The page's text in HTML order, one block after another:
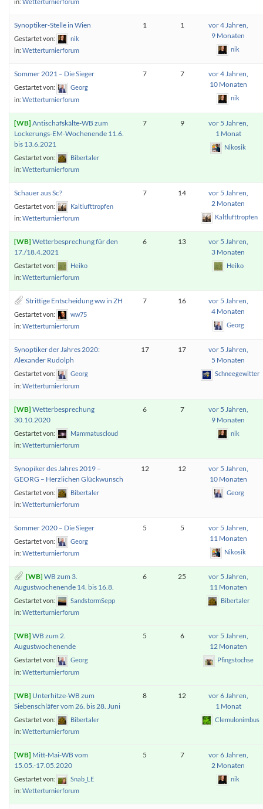
Synoptiker-Stelle in Wien
Gestartet von:
nik
in: Wetterturnierforum
1 1
vor 4 Jahren,
9 Monaten
nik
Sommer 2021 – Die Sieger
Gestartet von:
Georg
in: Wetterturnierforum
7 7
vor 4 Jahren,
10 Monaten
nik
Antischafskälte-WB zum
Lockerungs-EM-Wochenende 11.6.
bis 13.6.2021
Gestartet von:
Bibertaler
in: Wetterturnierforum
7 9
vor 5 Jahren,
1 Monat
Nikosik
Schauer aus Sc?
Gestartet von:
Kaltlufttropfen
in: Wetterturnierforum
7 14
vor 5 Jahren,
2 Monaten
Kaltlufttropfen
Wetterbesprechung für den
17./18.4.2021
Gestartet von:
Heiko
in: Wetterturnierforum
6 13
vor 5 Jahren,
3 Monaten
Heiko
Strittige Entscheidung ww in ZH
Gestartet von:
ww75
in: Wetterturnierforum
7 16
vor 5 Jahren,
4 Monaten
Georg
Synoptiker der Jahres 2020:
Alexander Rudolph
Gestartet von:
Georg
in: Wetterturnierforum
17 17
vor 5 Jahren,
5 Monaten
Schneegewitter
Wetterbesprechung
30.10.2020
Gestartet von:
Mammatuscloud
in: Wetterturnierforum
6 7
vor 5 Jahren,
9 Monaten
nik
Synopiker des Jahres 2019 –
GEORG – Herzlichen Glückwunsch
Gestartet von:
Bibertaler
in: Wetterturnierforum
12 12
vor 5 Jahren,
10 Monaten
Georg
Sommer 2020 – Die Sieger
Gestartet von:
Georg
in: Wetterturnierforum
5 5
vor 5 Jahren,
11 Monaten
Nikosik
WB zum 3.
Augustwochenende 14. bis 16.8.
Gestartet von:
SandstormSepp
in: Wetterturnierforum
6 25
vor 5 Jahren,
11 Monaten
Bibertaler
WB zum 2.
Augustwochenende
Gestartet von:
Georg
in: Wetterturnierforum
5 6
vor 5 Jahren,
12 Monaten
Pfingstochse
Unterhitze-WB zum
Siebenschläfer vom 26. bis 28. Juni
Gestartet von:
Bibertaler
in: Wetterturnierforum
8 12
vor 6 Jahren,
1 Monat
Clemulonimbus
Mitt-Mai-WB vom
15.05.-17.05.2020
Gestartet von:
Snab_LE
in: Wetterturnierforum
5 7
vor 6 Jahren,
2 Monaten
nik